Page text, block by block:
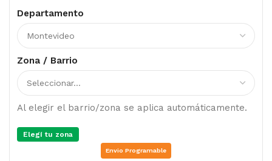
Departamento
Zona / Barrio
Al elegir el barrio/zona se aplica automáticamente.
Elegí tu zona
Envio Programable